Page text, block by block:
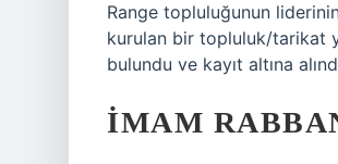
Range topluluğunun
kurulan bir topluluk/tarikat
bulundu ve kayıt altına
İMAM